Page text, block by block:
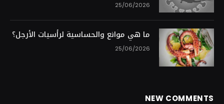
25/06/2026
ما هي موانع والحساسية لرأسيات الأرجل؟
25/06/2026
NEW COMMENTS